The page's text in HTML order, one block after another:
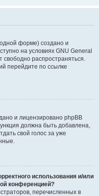
форме) создано и
на условиях GNU General
свободно распространяться.
перейдите по ссылке
и лицензировано phpBB
должна быть добавлена,
свой голос за уже
использования и/или
конференцией?
перечисленных в